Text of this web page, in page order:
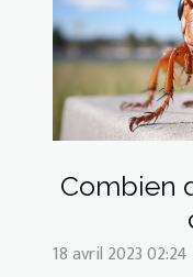
Combien
18 avril 2023 02:24